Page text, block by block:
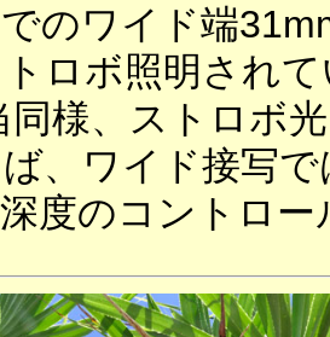
のワイド端
ロボ照明され
同様、ストロボ
、ワイド接写
度のコントロ